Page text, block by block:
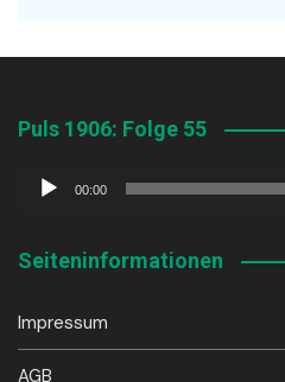
Puls 1906: Folge 55
Audio-
00:00
Seiteninformationen
Impressum
AGB